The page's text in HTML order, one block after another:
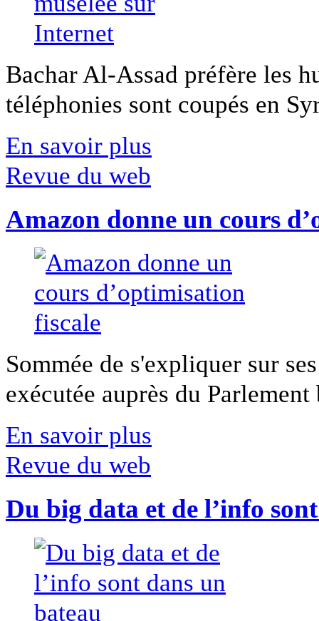
Bachar Al-Assad préfère les
téléphonies sont coupés en
En savoir plus
Revue du web
Amazon donne un cours
Sommée de s'expliquer sur
exécutée auprès du
En savoir plus
Revue du web
Du big data et de l’info